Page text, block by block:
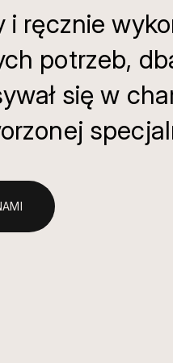
i ręcznie
potrzeb,
się w